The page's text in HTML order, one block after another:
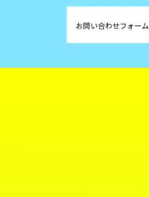
お問い合わせフォーム